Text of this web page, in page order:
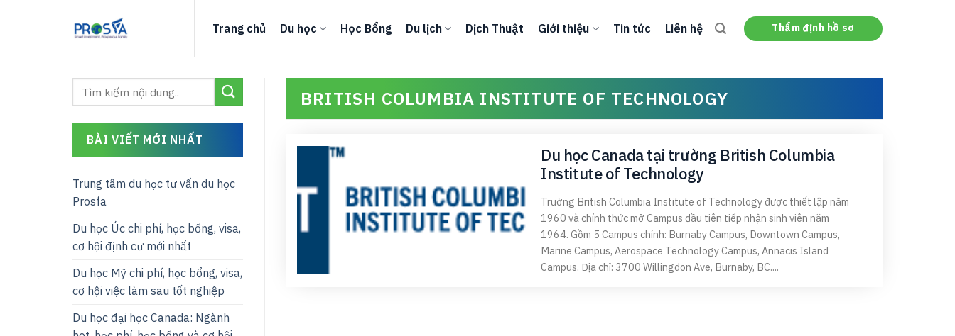
Trang chủ Du học Học Bổng Du lịch Dịch Thuật Giới thiệu Tin tức Liên hệ Thẩm định hồ sơ
BÀI VIẾT MỚI NHẤT
Trung tâm du học tư vấn du học
Prosfa
Du học Úc chi phí, học bổng, visa,
cơ hội định cư mới nhất
Du học Mỹ chi phí, học bổng, visa,
cơ hội việc làm sau tốt nghiệp
Du học đại học Canada: Ngành
BRITISH COLUMBIA INSTITUTE OF TECHNOLOGY
Du học Canada tại trường British Columbia
Institute of Technology
Trường British Columbia Institute of Technology được thiết lập năm
1960 và chính thức mở Campus đầu tiên tiếp nhận sinh viên năm
1964. Gồm 5 Campus chính: Burnaby Campus, Downtown Campus,
Marine Campus, Aerospace Technology Campus, Annacis Island
Campus. Địa chỉ: 3700 Willingdon Ave, Burnaby, BC....